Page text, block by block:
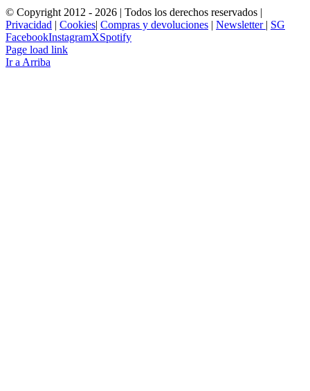
© Copyright 2012 - 2026 | Todos los derechos reservados |
Privacidad | Cookies| Compras y devoluciones | Newsletter | SG
FacebookInstagramXSpotify
Page load link
Ir a Arriba